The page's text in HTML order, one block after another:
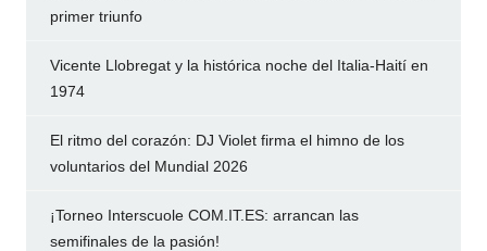
primer triunfo
Vicente Llobregat y la histórica noche del Italia-Haití en
1974
El ritmo del corazón: DJ Violet firma el himno de los
voluntarios del Mundial 2026
¡Torneo Interscuole COM.IT.ES: arrancan las
semifinales de la pasión!